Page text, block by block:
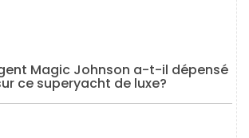
Magic Johnson a-t-il dépensé
ce superyacht de luxe?